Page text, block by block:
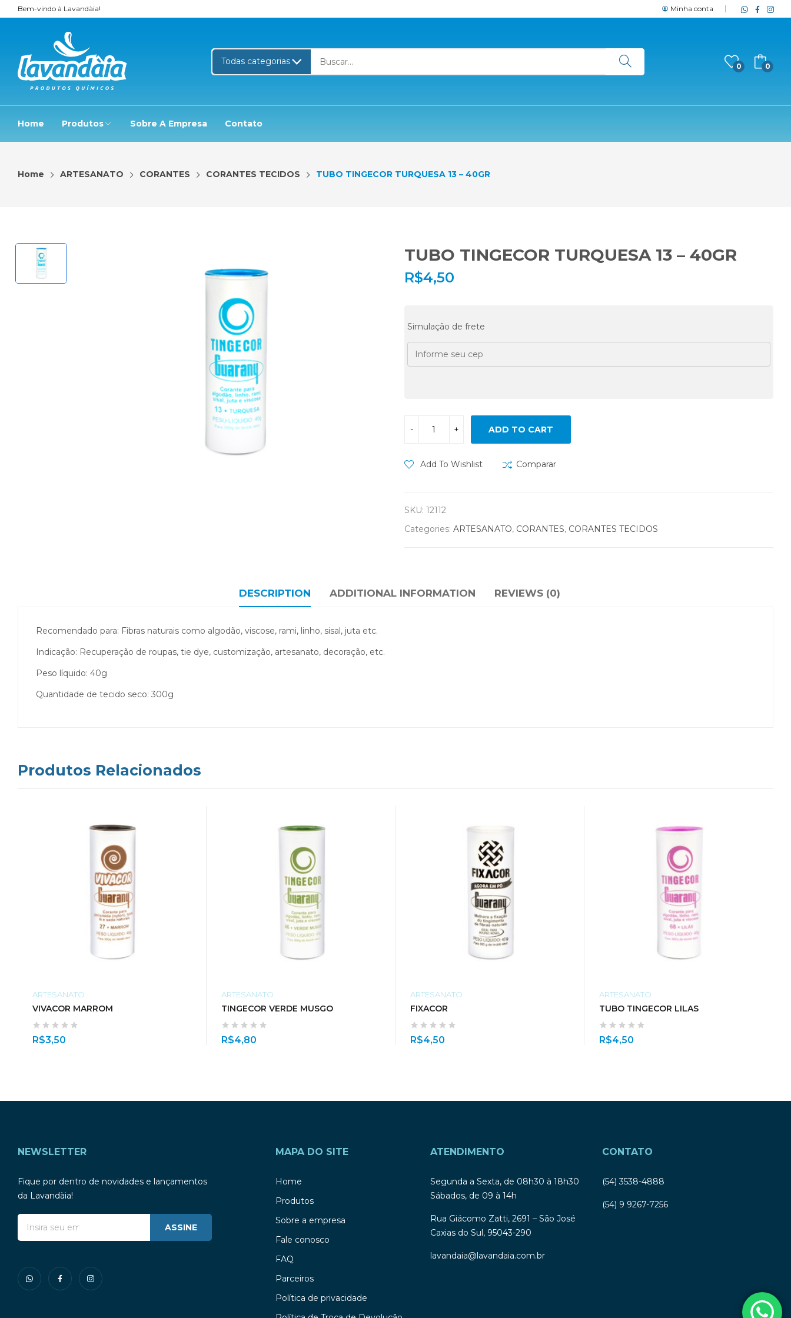
Bem-vindo à Lavandàia! Minha conta
0 0
Home Produtos Sobre A Empresa Contato
Home ARTESANATO CORANTES CORANTES TECIDOS TUBO TINGECOR TURQUESA 13 – 40GR
TUBO TINGECOR TURQUESA 13 – 40GR
R$4,50
Simulação de frete
ADD TO CART
Add To Wishlist Comparar
SKU: 12112
Categories: ARTESANATO, CORANTES, CORANTES TECIDOS
DESCRIPTION ADDITIONAL INFORMATION REVIEWS (0)
Recomendado para: Fibras naturais como algodão, viscose, rami, linho, sisal, juta etc.
Indicação: Recuperação de roupas, tie dye, customização, artesanato, decoração, etc.
Peso líquido: 40g
Quantidade de tecido seco: 300g
Produtos Relacionados
ARTESANATO
VIVACOR MARROM
R$3,50
ARTESANATO
TINGECOR VERDE MUSGO
R$4,80
ARTESANATO
FIXACOR
R$4,50
ARTESANATO
TUBO TINGECOR LILAS
R$4,50
NEWSLETTER
Fique por dentro de novidades e lançamentos
da Lavandàia!
ASSINE
MAPA DO SITE
Home
Produtos
Sobre a empresa
Fale conosco
FAQ
Parceiros
Política de privacidade
ATENDIMENTO
Segunda a Sexta, de 08h30 à 18h30
Sábados, de 09 à 14h
Rua Giácomo Zatti, 2691 – São José
Caxias do Sul, 95043-290
lavandaia@lavandaia.com.br
CONTATO
(54) 3538-4888
(54) 9 9267-7256